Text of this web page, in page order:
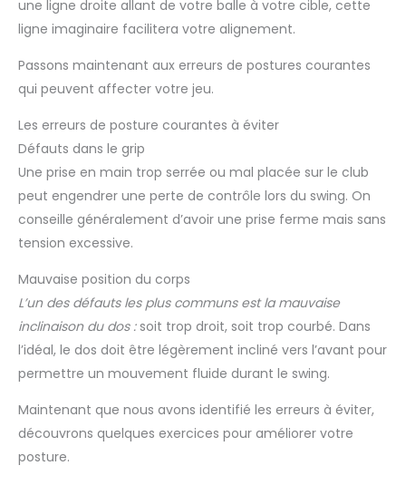
une ligne droite allant de votre balle à votre cible, cette
ligne imaginaire facilitera votre alignement.
Passons maintenant aux erreurs de postures courantes
qui peuvent affecter votre jeu.
Les erreurs de posture courantes à éviter
Défauts dans le grip
Une prise en main trop serrée ou mal placée sur le club
peut engendrer une perte de contrôle lors du swing. On
conseille généralement d’avoir une prise ferme mais sans
tension excessive.
Mauvaise position du corps
L’un des défauts les plus communs est la mauvaise
inclinaison du dos :soit trop droit, soit trop courbé. Dans
l’idéal, le dos doit être légèrement incliné vers l’avant pour
permettre un mouvement fluide durant le swing.
Maintenant que nous avons identifié les erreurs à éviter,
découvrons quelques exercices pour améliorer votre
posture.